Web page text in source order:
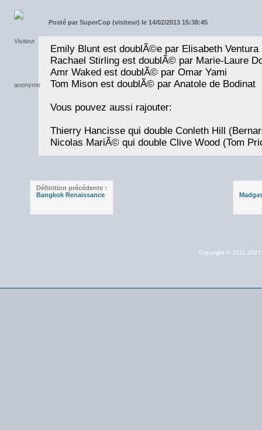
Posté par SuperCop (visiteur) le 14/02/2013 15:38:45
Emily Blunt est doublÃ©e par Elisabeth Ventura
Rachael Stirling est doublÃ© par Marie-Laure
Amr Waked est doublÃ© par Omar Yami
Tom Mison est doublÃ© par Anatole de Bodinat
Vous pouvez aussi rajouter:
Thierry Hancisse qui double Conleth Hill
Nicolas MariÃ© qui double Clive Wood (Tom
Définition précédente :
Bangkok Renaissance
Copyright © 2011-